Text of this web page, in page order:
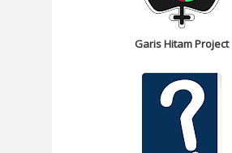
Garis Hitam Project